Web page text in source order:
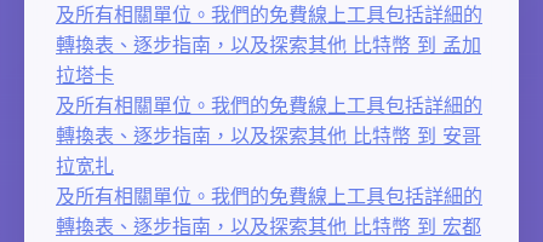
及所有相關單位。我們的免費線上工具包括詳細的
轉換表、逐步指南，以及探索其他 比特幣 到 孟加
拉塔卡
及所有相關單位。我們的免費線上工具包括詳細的
轉換表、逐步指南，以及探索其他 比特幣 到 安哥
拉宽扎
及所有相關單位。我們的免費線上工具包括詳細的
轉換表、逐步指南，以及探索其他 比特幣 到 宏都